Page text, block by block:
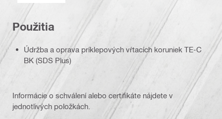
Použitia
Údržba a oprava príklepových vŕtacích koruniek TE-C
BK (SDS Plus)
Informácie o schválení alebo certifikáte nájdete v
jednotlivých položkách.